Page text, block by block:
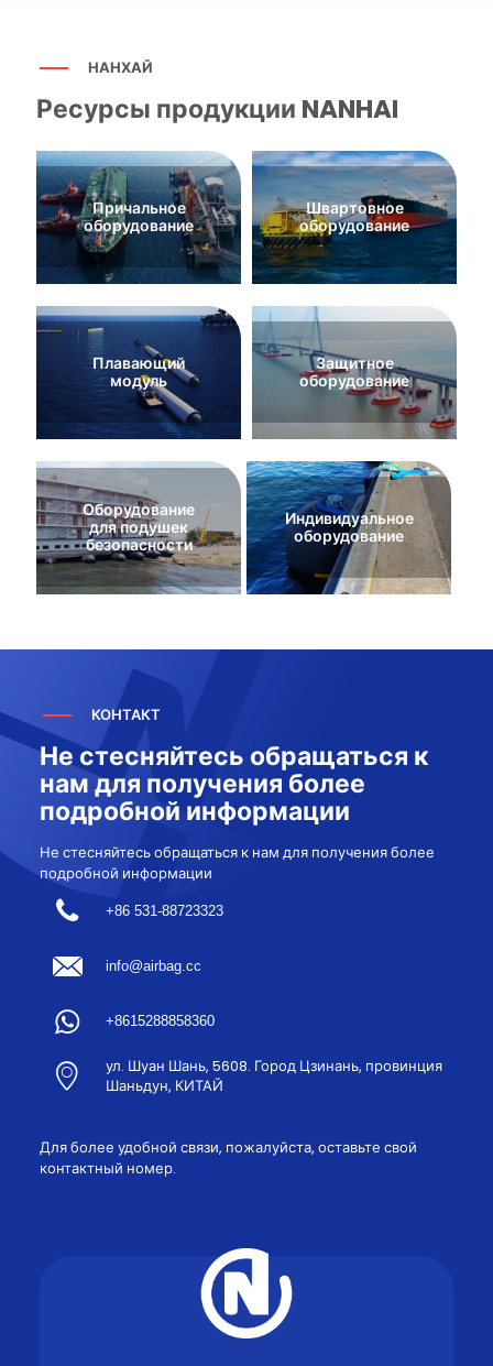
НАНХАЙ
Ресурсы продукции NANHAI
Причальное
оборудование
Швартовное
оборудование
Плавающий
модуль
Защитное
оборудование
Оборудование
для подушек
безопасности
Индивидуальное
оборудование
КОНТАКТ
Не стесняйтесь обращаться к
нам для получения более
подробной информации
Не стесняйтесь обращаться к нам для получения более
подробной информации
+86 531-88723323
info@airbag.cc
+8615288858360
ул. Шуан Шань, 5608. Город Цзинань, провинция
Шаньдун, КИТАЙ
Для более удобной связи, пожалуйста, оставьте свой
контактный номер.